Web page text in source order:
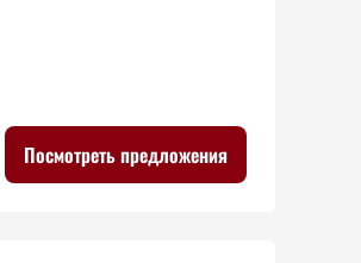
Посмотреть предложения